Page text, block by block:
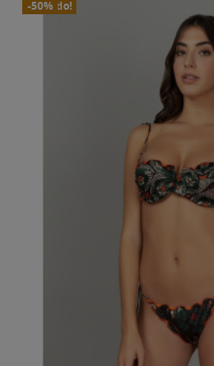
In Saldo!
Nuovo
-50%